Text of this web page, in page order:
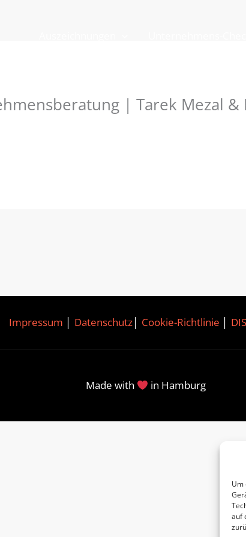
Um
auf
| Tarek Mezal &
Impressum Datenschutz│ Cookie-Richtlinie
Made with in Hamburg